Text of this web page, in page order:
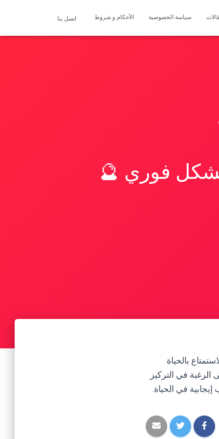
سياسة الخصوصية الأحكام و شروط اتصل بنا
فوري 🔮
بالحياة
في التركيز
في الحياة.